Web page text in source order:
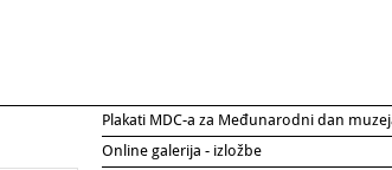
Plakati MDC-a za Međunarodni dan
Online galerija - izložbe